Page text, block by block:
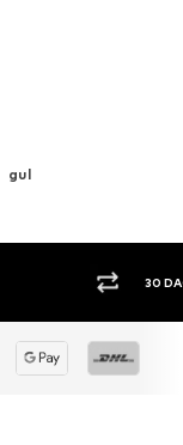
gul
SHOPPA NU.